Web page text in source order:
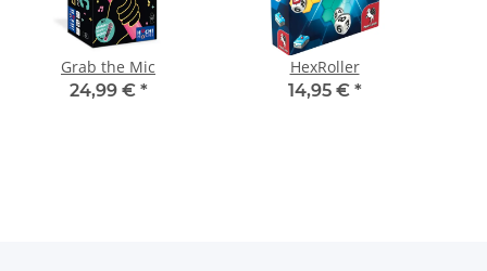
Grab the Mic
24,99 € *
HexRoller
14,95 € *